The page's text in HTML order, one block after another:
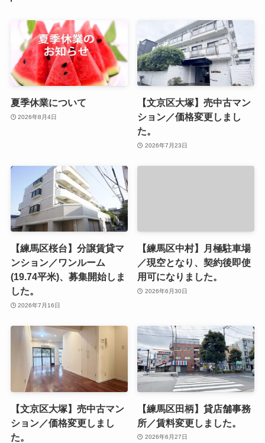
夏季休業について
2026年8月4日
【文京区大塚】売中古マン
ション／価格変更しまし
た。
2026年7月23日
【練馬区桜台】分譲賃貸マ
ンション／ワンルーム
(19.74平米)、募集開始しま
した。
2026年7月16日
【練馬区中村】月極駐車場
／現空となり、契約後即使
用可になりました。
2026年6月30日
【文京区大塚】売中古マン
ション／価格変更しまし
た。
【練馬区田柄】貸店舗事務
所／賃料変更しました。
2026年6月27日